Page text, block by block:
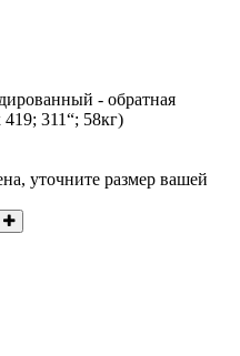
- обратная
311“; 58кг)
уточните размер вашей